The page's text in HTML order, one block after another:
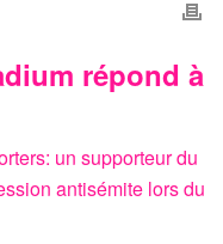
répond à
un supporteur du
antisémite lors du